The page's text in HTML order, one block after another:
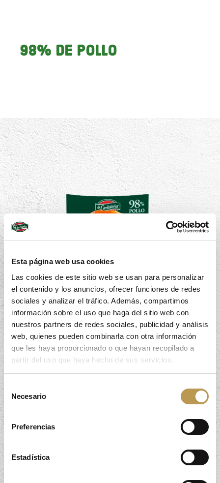
Esta página web usa cookies
Las cookies de este sitio web se usan para personalizar
el contenido y los anuncios, ofrecer funciones de redes
sociales y analizar el tráfico. Además, compartimos
información sobre el uso que haga del sitio web con
nuestros partners de redes sociales, publicidad y análisis
web, quienes pueden combinarla con otra información
que les haya proporcionado o que hayan recopilado a
partir del uso que haya hecho de sus servicios.
Necesario
Preferencias
Estadística
98% DE POLLO
VALOR NUTRICIONAL
PREPARACIÓN